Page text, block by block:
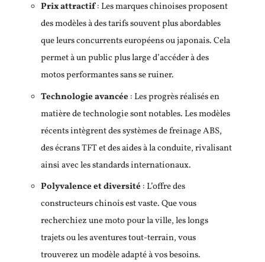
Prix attractif: Les marques chinoises proposent
des modèles à des tarifs souvent plus abordables
que leurs concurrents européens ou japonais. Cela
permet à un public plus large d’accéder à des
motos performantes sans se ruiner.
Technologie avancée : Les progrès réalisés en
matière de technologie sont notables. Les modèles
récents intègrent des systèmes de freinage ABS,
des écrans TFT et des aides à la conduite, rivalisant
ainsi avec les standards internationaux.
Polyvalence et diversité : L’offre des
constructeurs chinois est vaste. Que vous
recherchiez une moto pour la ville, les longs
trajets ou les aventures tout-terrain, vous
trouverez un modèle adapté à vos besoins.